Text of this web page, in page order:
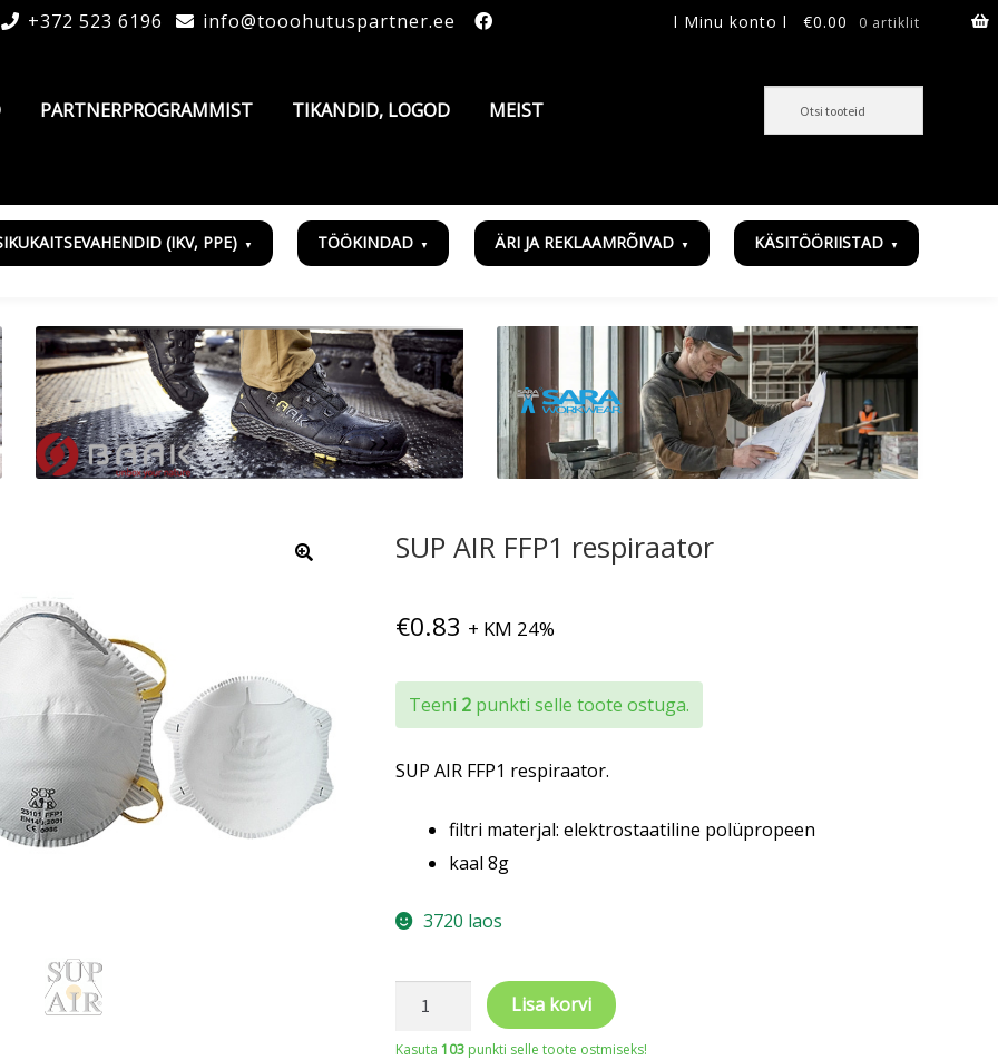
€0.00 0 artiklit
+372 523 6196 info@tooohutuspartner.ee l Minu konto l
PARTNERPROGRAMMIST TIKANDID, LOGOD MEIST
(IKV, PPE) TÖÖKINDAD ÄRI JA REKLAAMRÕIVAD KÄSITÖÖRIISTAD
SUP AIR FFP1 respiraator
€0.83 + KM 24%
Teeni 2 punkti selle toote ostuga.
SUP AIR FFP1 respiraator.
filtri materjal: elektrostaatiline polüpropeen
kaal 8g
3720 laos
SUP
Lisa korvi
Kasuta103 punkti selle toote ostmiseks!